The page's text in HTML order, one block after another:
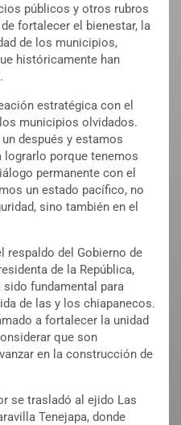
públicos y otros rubros
fortalecer el bienestar, la
de los municipios,
históricamente han
estratégica con el
municipios olvidados.
después y estamos
lograrlo porque tenemos
permanente con el
un estado pacífico, no
sino también en el
respaldo del Gobierno de
de la República,
sido fundamental para
de las y los chiapanecos.
a fortalecer la unidad
que son
en la construcción de
se trasladó al ejido Las
Tenejapa, donde